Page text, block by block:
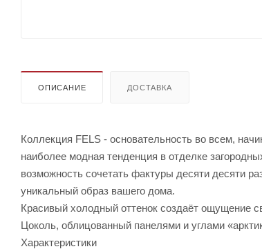
ОПИСАНИЕ ДОСТАВКА
Коллекция FELS - основательность во всем,
наиболее модная тенденция в отделке
возможность сочетать фактуры десяти десяти
уникальный образ вашего дома.
Красивый холодный оттенок создаёт ощущение
Цоколь, облицованный панелями и углами
Характеристики